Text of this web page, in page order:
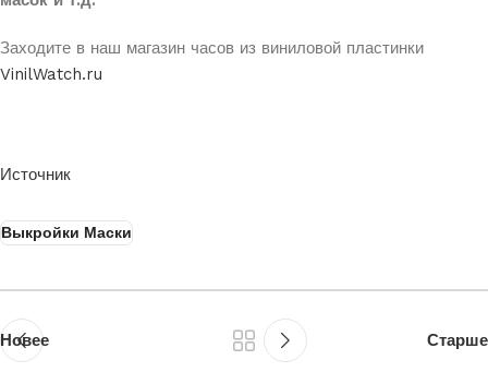
Заходите в наш магазин часов из виниловой пластинки
VinilWatch.ru
Источник
Выкройки Маски
Новее Старше